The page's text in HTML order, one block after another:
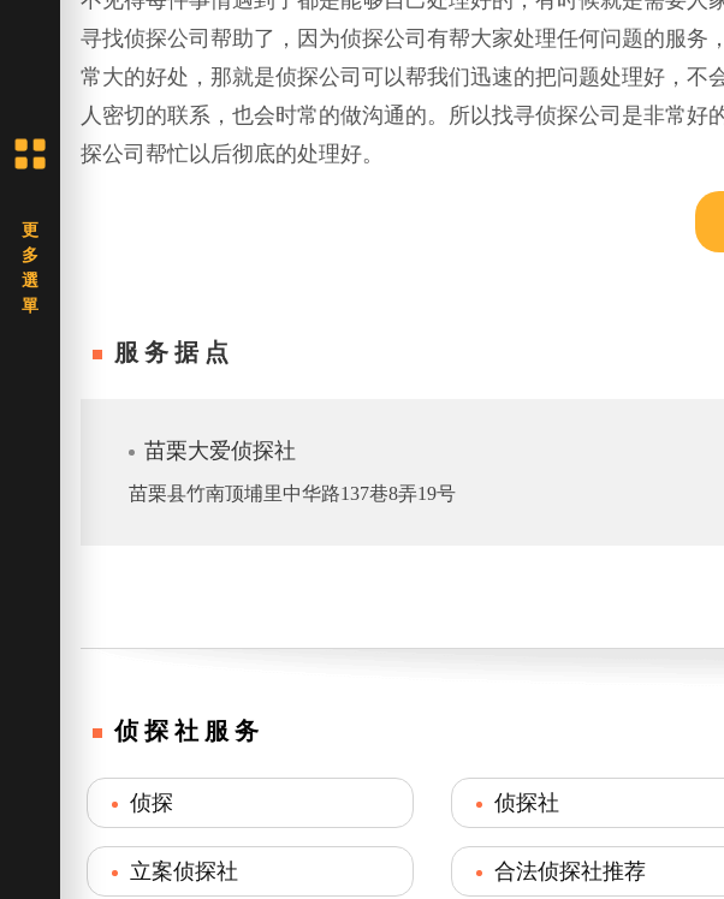
寻找侦探公司帮助了，因为侦探公司有帮大家处理任何问题的服
常大的好处，那就是侦探公司可以帮我们迅速的把问题处理好，
人密切的联系，也会时常的做沟通的。所以找寻侦探公司是非常
探公司帮忙以后彻底的处理好。
服务据点
苗栗大爱侦探社
苗栗县竹南顶埔里中华路137巷8弄19号
侦探社服务
侦探 侦探社
立案侦探社 合法侦探社推荐